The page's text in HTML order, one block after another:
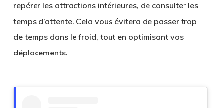
repérer les attractions intérieures, de consulter les
temps d’attente. Cela vous évitera de passer trop
de temps dans le froid, tout en optimisant vos
déplacements.